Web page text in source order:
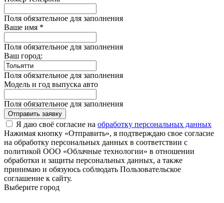
Поля обязательное для заполнения
Ваше имя *
Поля обязательное для заполнения
Ваш город:
Поля обязательное для заполнения
Модель и год выпуска авто
Поля обязательное для заполнения
Отправить заявку
Я даю своё согласие на обработку персональных данных
Нажимая кнопку «Отправить», я подтверждаю свое согласие
на обработку персональных данных в соответствии с
политикой ООО «Облачные технологии» в отношении
обработки и защиты персональных данных, а также
принимаю и обязуюсь соблюдать Пользовательское
соглашение к сайту.
Выберите город